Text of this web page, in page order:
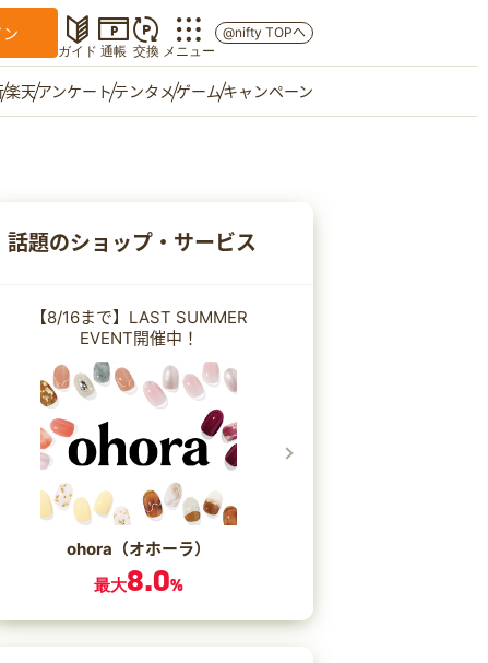
ン
ガイド 通帳 交換 メニュー
ご意見箱
@nifty TOPへ
楽天アンケートテンタメゲームキャンペーン
話題のショップ・サービス
【8/16まで】LAST SUMMER
EVENT開催中！
ohora（オホーラ）
最大8.0%